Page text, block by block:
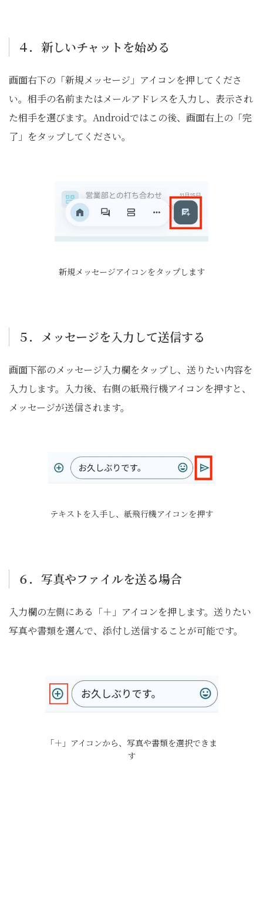
４．新しいチャットを始める
画面右下の「新規メッセージ」アイコンを押してくださ
い。相手の名前またはメールアドレスを入力し、表示され
た相手を選びます。Androidではこの後、画面右上の「完
了」をタップしてください。
新規メッセージアイコンをタップします
５．メッセージを入力して送信する
画面下部のメッセージ入力欄をタップし、送りたい内容を
入力します。入力後、右側の紙飛行機アイコンを押すと、
メッセージが送信されます。
テキストを入手し、紙飛行機アイコンを押す
６．写真やファイルを送る場合
入力欄の左側にある「＋」アイコンを押します。送りたい
写真や書類を選んで、添付し送信することが可能です。
「＋」アイコンから、写真や書類を選択できま
す